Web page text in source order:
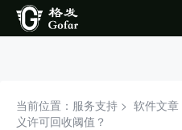
当前位置：服务支持 > 软件文章
义许可回收阈值？